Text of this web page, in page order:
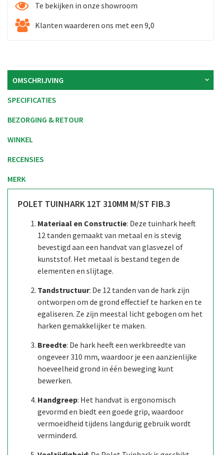
Te bekijken in onze showroom
Klanten waarderen ons met een 9,0
OMSCHRIJVING
SPECIFICATIES
BEZORGING & RETOUR
WINKEL
RECENSIES
MERK
POLET TUINHARK 12T 310MM M/ST FIB.3
Materiaal en Constructie: Deze tuinhark heeft
12 tanden gemaakt van metaal en is stevig
bevestigd aan een handvat van glasvezel of
kunststof. Het metaal is bestand tegen de
elementen en slijtage.
Tandstructuur: De 12 tanden van de hark zijn
ontworpen om de grond effectief te harken en te
egaliseren. Ze zijn meestal licht gebogen om het
harken gemakkelijker te maken.
Breedte: De hark heeft een werkbreedte van
ongeveer 310 mm, waardoor je een aanzienlijke
hoeveelheid grond in één beweging kunt
bewerken.
Handgreep: Het handvat is ergonomisch
gevormd en biedt een goede grip, waardoor
vermoeidheid tijdens langdurig gebruik wordt
verminderd.